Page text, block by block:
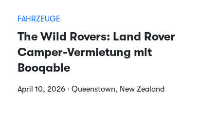
FAHRZEUGE
The Wild Rovers: Land Rover
Camper-Vermietung mit
Booqable
April 10, 2026 · Queenstown, New Zealand